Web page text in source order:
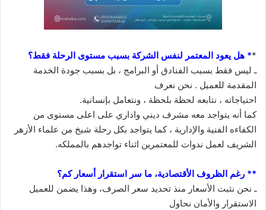
** هل يعود المعتمر لنفس الشركة بسبب مستوى الرحلة فقط؟
ـ ليس فقط بسبب الفنادق أو البرامج ، بل بسبب جودة الخدمة
المقدمة للعميل . نحن نعرف
احتياجاته ، نتابعه لحظة بلحظة ، ونتعامل بإنسانية.
كما أنه يتواجد معه مشرف ديني واداري على اعلى مستوى من
الكفاءه الفنية والإدارية ، كما يتواجد بكل رحلة شيخ من علماء الأزهر
الشريف لعمل ندوات للمعتمرين اثناء تواجدهم بالمملكه.
** رغم الظروف الأقتصادية، ما سر استقرار أسعار كم؟
ـ نحن نثبت الأسعار منذ تحديد سعر الصرف، وهذا يضمن للعميل
الاستقرار والأمان نحاول